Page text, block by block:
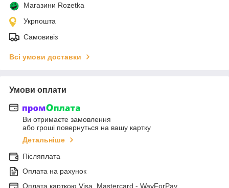
Магазини Rozetka
Укрпошта
Самовивіз
Всі умови доставки
Умови оплати
Ви отримаєте замовлення
або гроші повернуться на вашу картку
Детальніше
Післяплата
Оплата на рахунок
Оплата карткою Visa, Mastercard - WayForPay